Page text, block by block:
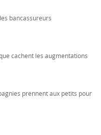
bancassureurs
cachent les augmentations
prennent aux petits pour